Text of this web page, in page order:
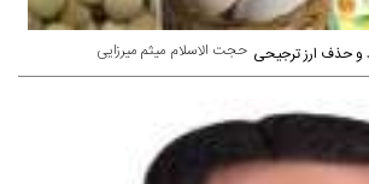
حجت الاسلام میثم میرزایی حذف ارز ترجیحی